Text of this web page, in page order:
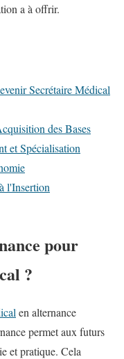
a à offrir.
Secrétaire Médical
des Bases
et Spécialisation
l'Insertion
pour
?
en alternance
permet aux futurs
et pratique. Cela